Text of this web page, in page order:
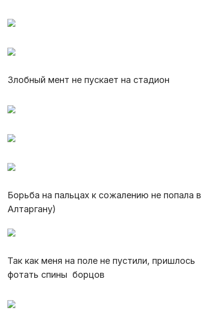
Злобный мент не пускает на стадион
Борьба на пальцах к сожалению не попала в
Алтаргану)
Так как меня на поле не пустили, пришлось
фотать спины борцов